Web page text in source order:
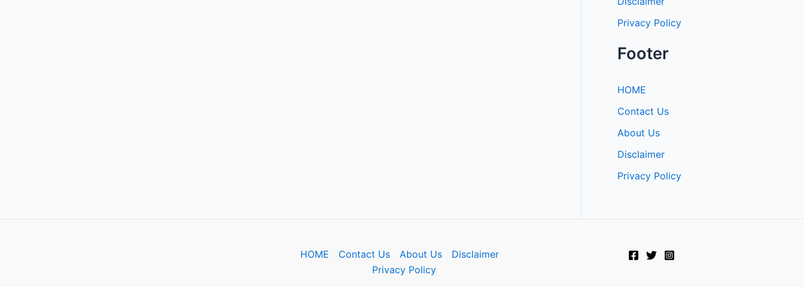
Privacy Policy
Footer
HOME
Contact Us
About Us
Disclaimer
Privacy Policy
HOME Contact Us About Us
Disclaimer
Privacy Policy